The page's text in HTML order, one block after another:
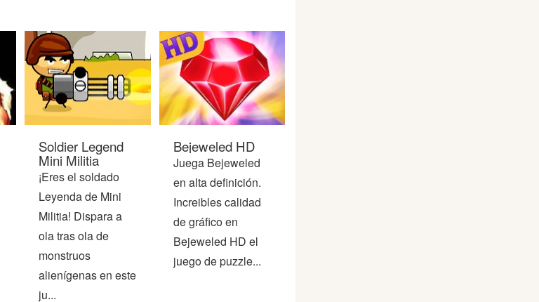
Soldier Legend
Mini Militia
¡Eres el soldado
Leyenda de Mini
Militia! Dispara a
ola tras ola de
monstruos
alienígenas en este
ju...
Bejeweled HD
Juega Bejeweled
en alta definición.
Increibles calidad
de gráfico en
Bejeweled HD el
juego de puzzle...